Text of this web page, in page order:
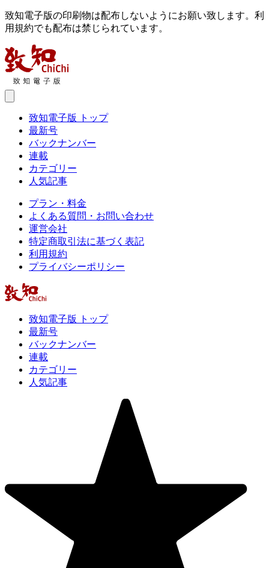
致知電子版の印刷物は配布しないようにお願い致します。利
用規約でも配布は禁じられています。
致知電子版 トップ
最新号
バックナンバー
連載
カテゴリー
人気記事
プラン・料金
よくある質問・お問い合わせ
運営会社
特定商取引法に基づく表記
利用規約
プライバシーポリシー
致知電子版 トップ
最新号
バックナンバー
連載
カテゴリー
人気記事